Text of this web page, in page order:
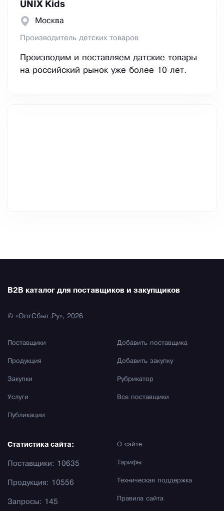
UNIX Kids
Москва
Производитель детских товаров
Производим и поставляем датские товары
на российский рынок уже более 10 лет.
B2B каталог для поставщиков и закупщиков
© «ОптСбыт.Ру», 2026
Поставщики
Продукция
Закупки
Услуги
Публикации
Добавить поставщика
Добавить закупку
Рубрикатор
Все поставщики
О сайте
Тарифы
Техническая поддержка
Правила сайта
Статистика сайта:
Поставщики: 10635
Продукция: 10556
Запросы: 145